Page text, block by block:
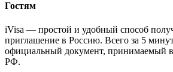
Гостям
iVisa — простой и удобный способ
приглашение в Россию. Всего за 5
официальный документ, принимаемый
РФ.